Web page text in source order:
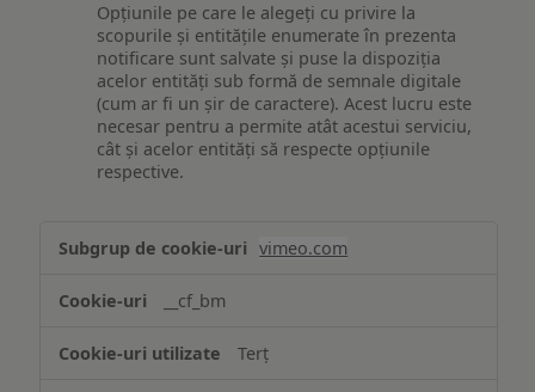
Opțiunile pe care le alegeți cu privire la
scopurile și entitățile enumerate în prezenta
notificare sunt salvate și puse la dispoziția
acelor entități sub formă de semnale digitale
(cum ar fi un șir de caractere). Acest lucru este
necesar pentru a permite atât acestui serviciu,
cât și acelor entități să respecte opțiunile
respective.
Asigurarea
funcționalităților
website-
ului
vimeo.com
__cf_bm
Terț